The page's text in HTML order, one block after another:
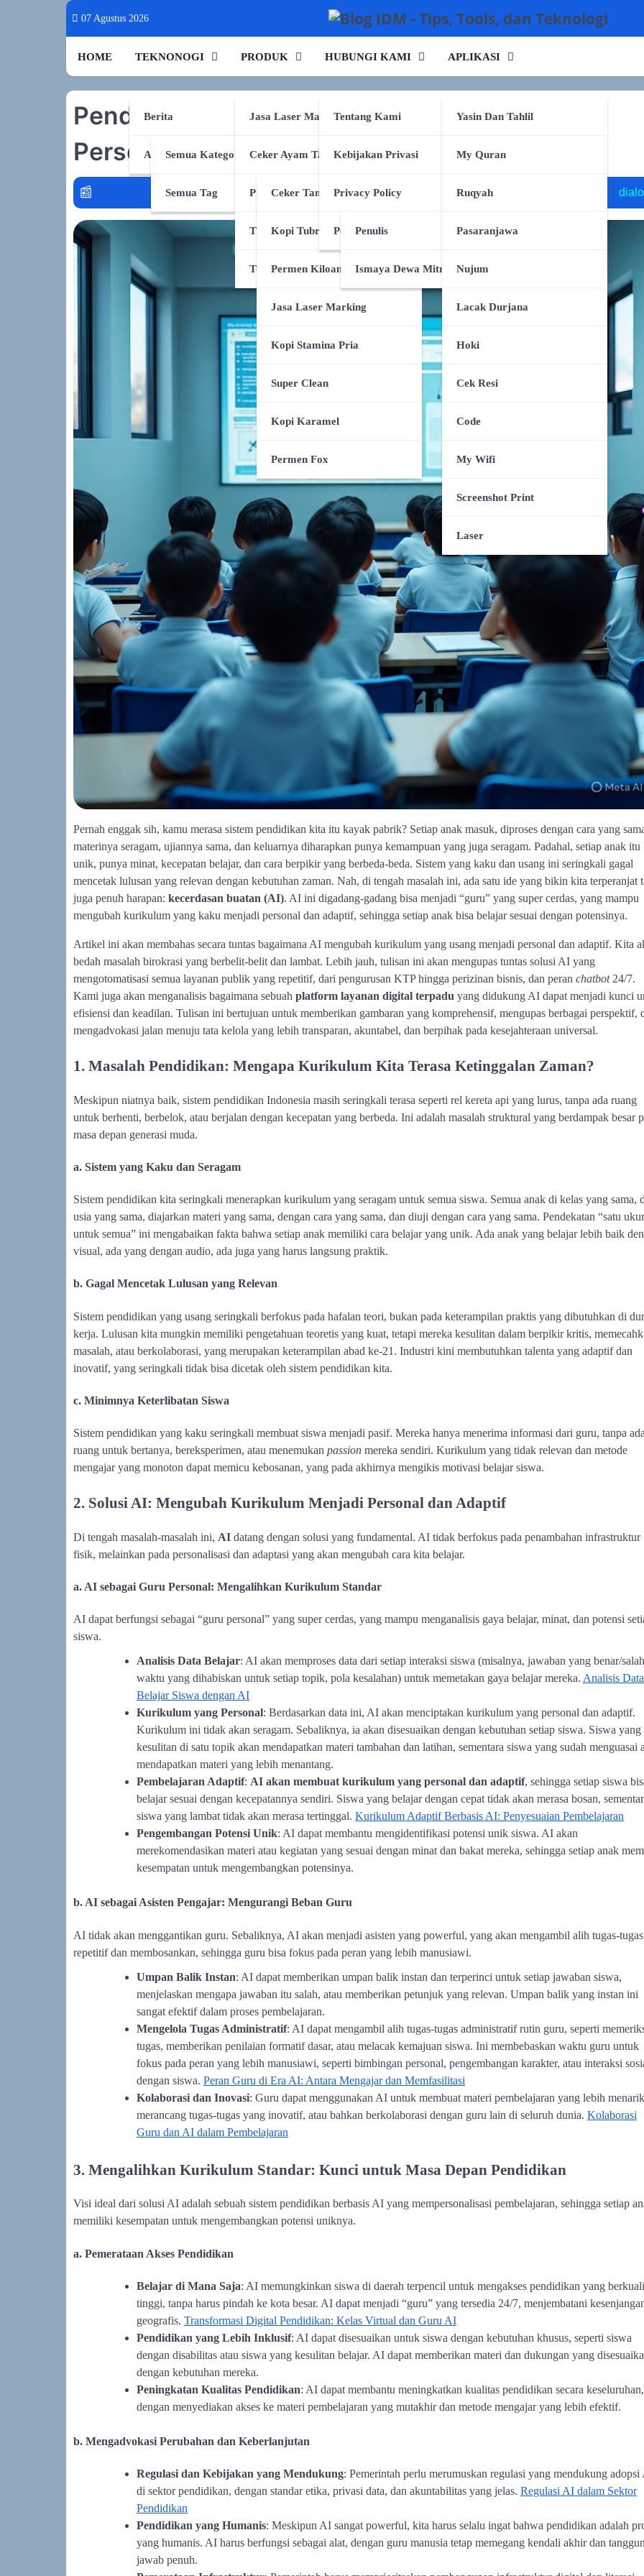
07 Agustus 2026
HOME TEKNONOGI
Berita
AI & Sains
Semua Kategori
Semua Tag
PRODUK
Jasa Laser Marking
Ceker Ayam Tanpa Tulang
Produk Shopee
Ceker Tanpa Tulang
Kopi Tubruk
Permen Kiloan
Jasa Laser Marking
Kopi Stamina Pria
Super Clean
Kopi Karamel
Permen Fox
TikTok Shop
Tokopedia
HUBUNGI KAMI
Tentang Kami
Kebijakan Privasi
Privacy Policy
Persyaratan Layanan
Penulis
Ismaya Dewa Mitra
APLIKASI
Yasin Dan Tahlil
My Quran
Ruqyah
Pasaranjawa
Nujum
Lacak Durjana
Hoki
Cek Resi
Code
My Wifi
Screenshot Print
Laser
Pendidikan Usang: AI Ubah Kurikulum Jadi
Personal & Adaptif
disclosure genai policy graph token per watt audio2face dialog dinamis on-device
Pernah enggak sih, kamu merasa sistem pendidikan kita itu kayak pabrik? Setiap anak masuk, diproses dengan cara yang
materinya seragam, ujiannya sama, dan keluarnya diharapkan punya kemampuan yang juga seragam. Padahal, setiap anak itu
unik, punya minat, kecepatan belajar, dan cara berpikir yang berbeda-beda. Sistem yang kaku dan usang ini seringkali gagal
mencetak lulusan yang relevan dengan kebutuhan zaman. Nah, di tengah masalah ini, ada satu ide yang bikin kita terperanjat
juga penuh harapan: kecerdasan buatan (AI). AI ini digadang-gadang bisa menjadi “guru” yang super cerdas, yang mampu
mengubah kurikulum yang kaku menjadi personal dan adaptif, sehingga setiap anak bisa belajar sesuai dengan potensinya.
Artikel ini akan membahas secara tuntas bagaimana AI mengubah kurikulum yang usang menjadi personal dan adaptif. Kita
bedah masalah birokrasi yang berbelit-belit dan lambat. Lebih jauh, tulisan ini akan mengupas tuntas solusi AI yang
mengotomatisasi semua layanan publik yang repetitif, dari pengurusan KTP hingga perizinan bisnis, dan peran chatbot24/7.
Kami juga akan menganalisis bagaimana sebuah platform layanan digital terpadu yang didukung AI dapat menjadi kunci
efisiensi dan keadilan. Tulisan ini bertujuan untuk memberikan gambaran yang komprehensif, mengupas berbagai perspektif,
mengadvokasi jalan menuju tata kelola yang lebih transparan, akuntabel, dan berpihak pada kesejahteraan universal.
1. Masalah Pendidikan: Mengapa Kurikulum Kita Terasa Ketinggalan Zaman?
Meskipun niatnya baik, sistem pendidikan Indonesia masih seringkali terasa seperti rel kereta api yang lurus, tanpa ada ruang
untuk berhenti, berbelok, atau berjalan dengan kecepatan yang berbeda. Ini adalah masalah struktural yang berdampak besar
masa depan generasi muda.
a. Sistem yang Kaku dan Seragam
Sistem pendidikan kita seringkali menerapkan kurikulum yang seragam untuk semua siswa. Semua anak di kelas yang sama,
usia yang sama, diajarkan materi yang sama, dengan cara yang sama, dan diuji dengan cara yang sama. Pendekatan “satu
untuk semua” ini mengabaikan fakta bahwa setiap anak memiliki cara belajar yang unik. Ada anak yang belajar lebih baik
visual, ada yang dengan audio, ada juga yang harus langsung praktik.
b. Gagal Mencetak Lulusan yang Relevan
Sistem pendidikan yang usang seringkali berfokus pada hafalan teori, bukan pada keterampilan praktis yang dibutuhkan di
kerja. Lulusan kita mungkin memiliki pengetahuan teoretis yang kuat, tetapi mereka kesulitan dalam berpikir kritis,
masalah, atau berkolaborasi, yang merupakan keterampilan abad ke-21. Industri kini membutuhkan talenta yang adaptif dan
inovatif, yang seringkali tidak bisa dicetak oleh sistem pendidikan kita.
c. Minimnya Keterlibatan Siswa
Sistem pendidikan yang kaku seringkali membuat siswa menjadi pasif. Mereka hanya menerima informasi dari guru, tanpa ada
ruang untuk bertanya, bereksperimen, atau menemukan passion mereka sendiri. Kurikulum yang tidak relevan dan metode
mengajar yang monoton dapat memicu kebosanan, yang pada akhirnya mengikis motivasi belajar siswa.
2. Solusi AI: Mengubah Kurikulum Menjadi Personal dan Adaptif
Di tengah masalah-masalah ini, AI datang dengan solusi yang fundamental. AI tidak berfokus pada penambahan infrastruktur
fisik, melainkan pada personalisasi dan adaptasi yang akan mengubah cara kita belajar.
a. AI sebagai Guru Personal: Mengalihkan Kurikulum Standar
AI dapat berfungsi sebagai “guru personal” yang super cerdas, yang mampu menganalisis gaya belajar, minat, dan potensi
siswa.
Analisis Data Belajar: AI akan memproses data dari setiap interaksi siswa (misalnya, jawaban yang benar/
waktu yang dihabiskan untuk setiap topik, pola kesalahan) untuk memetakan gaya belajar mereka. Analisis Data
Belajar Siswa dengan AI
Kurikulum yang Personal: Berdasarkan data ini, AI akan menciptakan kurikulum yang personal dan adaptif.
Kurikulum ini tidak akan seragam. Sebaliknya, ia akan disesuaikan dengan kebutuhan setiap siswa. Siswa yang
kesulitan di satu topik akan mendapatkan materi tambahan dan latihan, sementara siswa yang sudah menguasai
mendapatkan materi yang lebih menantang.
Pembelajaran Adaptif: AI akan membuat kurikulum yang personal dan adaptif, sehingga setiap siswa
belajar sesuai dengan kecepatannya sendiri. Siswa yang belajar dengan cepat tidak akan merasa bosan,
siswa yang lambat tidak akan merasa tertinggal. Kurikulum Adaptif Berbasis AI: Penyesuaian Pembelajaran
Pengembangan Potensi Unik: AI dapat membantu mengidentifikasi potensi unik siswa. AI akan
merekomendasikan materi atau kegiatan yang sesuai dengan minat dan bakat mereka, sehingga setiap anak
kesempatan untuk mengembangkan potensinya.
b. AI sebagai Asisten Pengajar: Mengurangi Beban Guru
AI tidak akan menggantikan guru. Sebaliknya, AI akan menjadi asisten yang powerful, yang akan mengambil alih tugas-tugas
repetitif dan membosankan, sehingga guru bisa fokus pada peran yang lebih manusiawi.
Umpan Balik Instan: AI dapat memberikan umpan balik instan dan terperinci untuk setiap jawaban siswa,
menjelaskan mengapa jawaban itu salah, atau memberikan petunjuk yang relevan. Umpan balik yang instan ini
sangat efektif dalam proses pembelajaran.
Mengelola Tugas Administratif: AI dapat mengambil alih tugas-tugas administratif rutin guru, seperti
tugas, memberikan penilaian formatif dasar, atau melacak kemajuan siswa. Ini membebaskan waktu guru untuk
fokus pada peran yang lebih manusiawi, seperti bimbingan personal, pengembangan karakter, atau interaksi
dengan siswa. Peran Guru di Era AI: Antara Mengajar dan Memfasilitasi
Kolaborasi dan Inovasi: Guru dapat menggunakan AI untuk membuat materi pembelajaran yang lebih
merancang tugas-tugas yang inovatif, atau bahkan berkolaborasi dengan guru lain di seluruh dunia. Kolaborasi
Guru dan AI dalam Pembelajaran
3. Mengalihkan Kurikulum Standar: Kunci untuk Masa Depan Pendidikan
Visi ideal dari solusi AI adalah sebuah sistem pendidikan berbasis AI yang mempersonalisasi pembelajaran, sehingga setiap
memiliki kesempatan untuk mengembangkan potensi uniknya.
a. Pemerataan Akses Pendidikan
Belajar di Mana Saja: AI memungkinkan siswa di daerah terpencil untuk mengakses pendidikan yang
tinggi, tanpa harus pindah ke kota besar. AI dapat menjadi “guru” yang tersedia 24/7, menjembatani
geografis. Transformasi Digital Pendidikan: Kelas Virtual dan Guru AI
Pendidikan yang Lebih Inklusif: AI dapat disesuaikan untuk siswa dengan kebutuhan khusus, seperti siswa
dengan disabilitas atau siswa yang kesulitan belajar. AI dapat memberikan materi dan dukungan yang
dengan kebutuhan mereka.
Peningkatan Kualitas Pendidikan: AI dapat membantu meningkatkan kualitas pendidikan secara keseluruhan,
dengan menyediakan akses ke materi pembelajaran yang mutakhir dan metode mengajar yang lebih efektif.
b. Mengadvokasi Perubahan dan Keberlanjutan
Regulasi dan Kebijakan yang Mendukung: Pemerintah perlu merumuskan regulasi yang mendukung adopsi
di sektor pendidikan, dengan standar etika, privasi data, dan akuntabilitas yang jelas. Regulasi AI dalam Sektor
Pendidikan
Pendidikan yang Humanis: Meskipun AI sangat powerful, kita harus selalu ingat bahwa pendidikan adalah
yang humanis. AI harus berfungsi sebagai alat, dengan guru manusia tetap memegang kendali akhir dan
jawab penuh.